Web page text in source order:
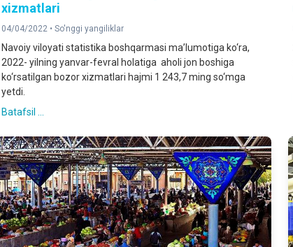
xizmatlari
04/04/2022 • So'nggi yangiliklar
Navoiy viloyati statistika boshqarmasi ma’lumotiga ko‘ra,
2022- yilning yanvar-fevral holatiga aholi jon boshiga
ko‘rsatilgan bozor xizmatlari hajmi 1 243,7 ming so‘mga
yetdi.
Batafsil ...